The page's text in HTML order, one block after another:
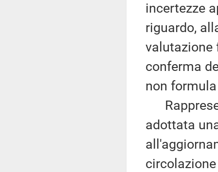
incertezze
riguardo,
valutazione
conferma
non
adottata